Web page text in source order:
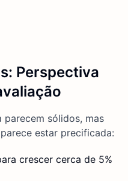
Perspectiva
parecem sólidos, mas
estar precificada:
crescer cerca de 5%